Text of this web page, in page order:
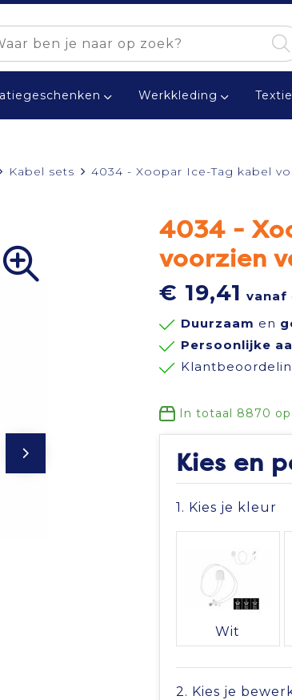
Werkkleding
Kabel sets 4034 - Xoopar Ice-Tag kabel
4034 -
voorzien
€ 19,41 vanaf
Duurzaam en
Persoonlijke
In totaal 8870
Kies en
1. Kies je kleur
Wit
2. Kies je